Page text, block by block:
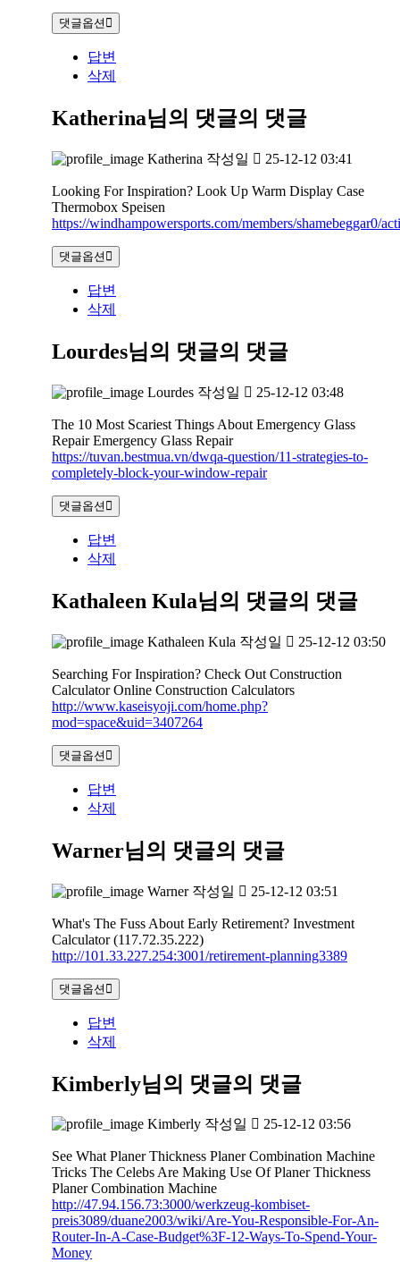
댓글옵션
답변
삭제
Katherina님의 댓글의 댓글
Katherina 작성일 25-12-12 03:41
Looking For Inspiration? Look Up Warm Display Case
Thermobox Speisen
https://windhampowersports.com/members/shamebeggar0/
댓글옵션
답변
삭제
Lourdes님의 댓글의 댓글
Lourdes 작성일 25-12-12 03:48
The 10 Most Scariest Things About Emergency Glass
Repair Emergency Glass Repair
https://tuvan.bestmua.vn/dwqa-question/11-strategies-to-
completely-block-your-window-repair
댓글옵션
답변
삭제
Kathaleen Kula님의 댓글의 댓글
Kathaleen Kula 작성일 25-12-12 03:50
Searching For Inspiration? Check Out Construction
Calculator Online Construction Calculators
http://www.kaseisyoji.com/home.php?
mod=space&uid=3407264
댓글옵션
답변
삭제
Warner님의 댓글의 댓글
Warner 작성일 25-12-12 03:51
What's The Fuss About Early Retirement? Investment
Calculator (117.72.35.222)
http://101.33.227.254:3001/retirement-planning3389
댓글옵션
답변
삭제
Kimberly님의 댓글의 댓글
Kimberly 작성일 25-12-12 03:56
See What Planer Thickness Planer Combination Machine
Tricks The Celebs Are Making Use Of Planer Thickness
Planer Combination Machine
http://47.94.156.73:3000/werkzeug-kombiset-
preis3089/duane2003/wiki/Are-You-Responsible-For-An-
Router-In-A-Case-Budget%3F-12-Ways-To-Spend-Your-
Money